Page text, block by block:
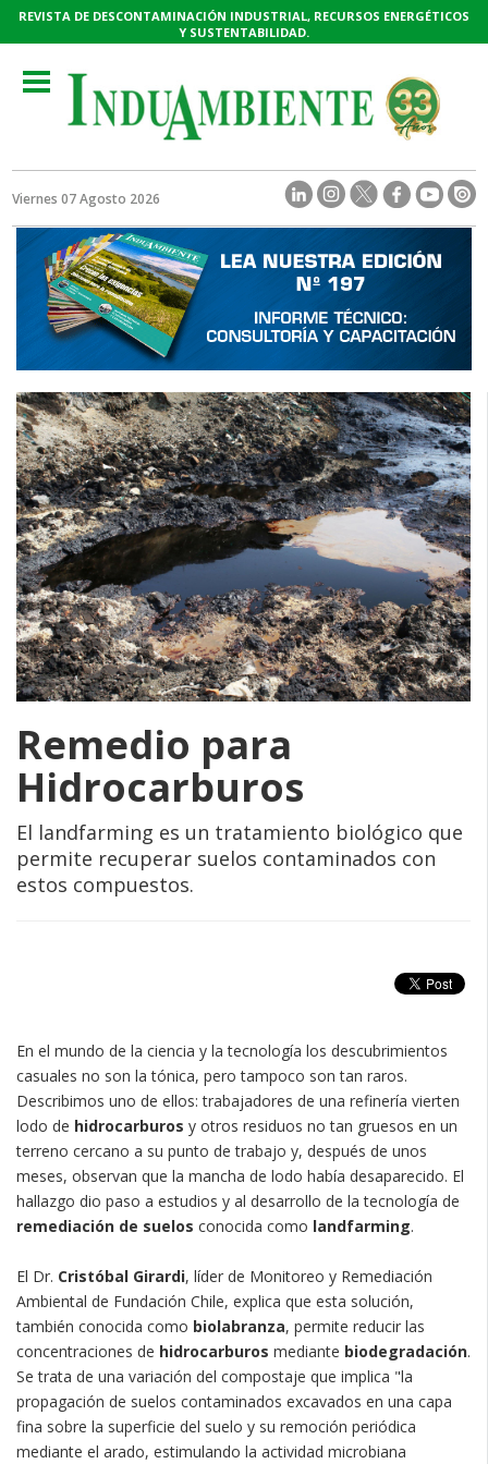
REVISTA DE DESCONTAMINACIÓN INDUSTRIAL, RECURSOS ENERGÉTICOS
Y SUSTENTABILIDAD.
Toggle
navigation
Viernes 07 Agosto 2026
Remedio para
Hidrocarburos
El landfarming es un tratamiento biológico que
permite recuperar suelos contaminados con
estos compuestos.
En el mundo de la ciencia y la tecnología los descubrimientos
casuales no son la tónica, pero tampoco son tan raros.
Describimos uno de ellos: trabajadores de una refinería vierten
lodo de hidrocarburos y otros residuos no tan gruesos en un
terreno cercano a su punto de trabajo y, después de unos
meses, observan que la mancha de lodo había desaparecido. El
hallazgo dio paso a estudios y al desarrollo de la tecnología de
remediación de suelos conocida como landfarming.
El Dr. Cristóbal Girardi, líder de Monitoreo y Remediación
Ambiental de Fundación Chile, explica que esta solución,
también conocida como biolabranza, permite reducir las
concentraciones de hidrocarburos mediante biodegradación.
Se trata de una variación del compostaje que implica "la
propagación de suelos contaminados excavados en una capa
fina sobre la superficie del suelo y su remoción periódica
mediante el arado, estimulando la actividad microbiana